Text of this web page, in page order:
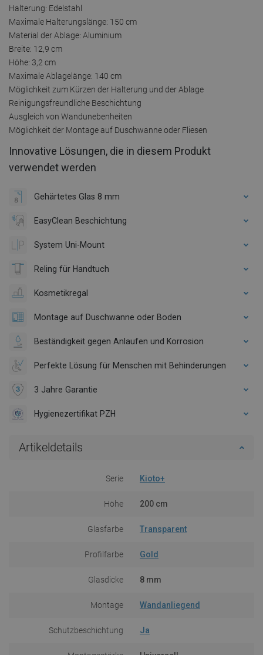
Halterung: Edelstahl
Maximale Halterungslänge: 150 cm
Material der Ablage: Aluminium
Breite: 12,9 cm
Höhe: 3,2 cm
Maximale Ablagelänge: 140 cm
Möglichkeit zum Kürzen der Halterung und der Ablage
Reinigungsfreundliche Beschichtung
Ausgleich von Wandunebenheiten
Möglichkeit der Montage auf Duschwanne oder Fliesen
Innovative Lösungen, die in diesem Produkt
verwendet werden
Gehärtetes Glas 8 mm
EasyClean Beschichtung
System Uni-Mount
Reling für Handtuch
Kosmetikregal
Montage auf Duschwanne oder Boden
Beständigkeit gegen Anlaufen und Korrosion
Perfekte Lösung für Menschen mit Behinderungen
3 Jahre Garantie
Hygienezertifikat PZH
Artikeldetails
Serie Kioto+
Höhe 200 cm
Glasfarbe Transparent
Profilfarbe Gold
Glasdicke 8 mm
Montage Wandanliegend
Schutzbeschichtung Ja